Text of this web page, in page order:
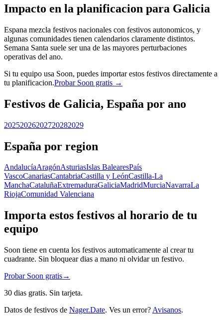
Impacto en la planificacion para Galicia
Espana mezcla festivos nacionales con festivos autonomicos, y
algunas comunidades tienen calendarios claramente distintos.
Semana Santa suele ser una de las mayores perturbaciones
operativas del ano.
Si tu equipo usa Soon, puedes importar estos festivos directamente a
tu planificacion.Probar Soon gratis →
Festivos de Galicia, España por ano
20252026202720282029
España por region
AndalucíaAragónAsturiasIslas BalearesPaís
VascoCanariasCantabriaCastilla y LeónCastilla-La
ManchaCataluñaExtremaduraGaliciaMadridMurciaNavarraLa
RiojaComunidad Valenciana
Importa estos festivos al horario de tu
equipo
Soon tiene en cuenta los festivos automaticamente al crear tu
cuadrante. Sin bloquear dias a mano ni olvidar un festivo.
Probar Soon gratis→
30 dias gratis. Sin tarjeta.
Datos de festivos de Nager.Date. Ves un error? Avisanos.